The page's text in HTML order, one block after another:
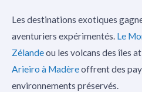
Les destinations exotiques
aventuriers expérimentés. Le
Zélandeou les volcans des îles
Arieiro à Madèreoffrent des
environnements préservés.